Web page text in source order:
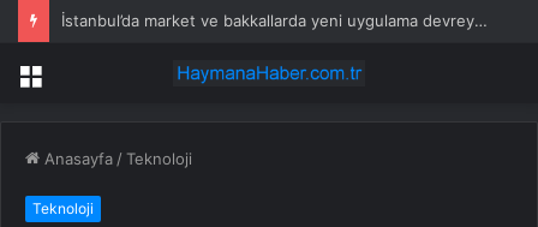
İstanbul’da market ve bakkallarda yeni uygulama devreye girdi
Menü
Anasayfa /Teknoloji
Teknoloji